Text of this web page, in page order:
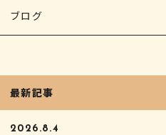
ブログ
最新記事
2026.8.4